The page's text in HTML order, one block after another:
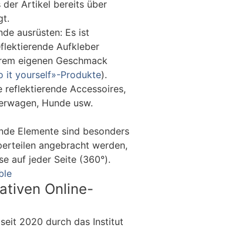
der Artikel bereits über
ausrüsten: Es ist
Aufkleber
eigenen Geschmack
it yourself»-Produkte).
reflektierende Accessoires,
Hunde usw.
Elemente sind besonders
angebracht werden,
auf jeder Seite (360°).
Online-
2020 durch das Institut